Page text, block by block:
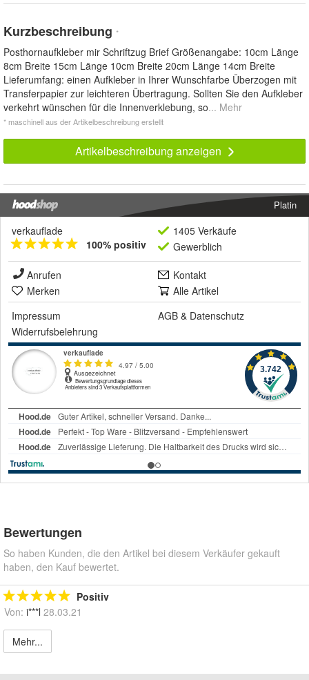
Kurzbeschreibung *
Posthornaufkleber mir Schriftzug Brief Größenangabe: 10cm Länge
8cm Breite 15cm Länge 10cm Breite 20cm Länge 14cm Breite
Lieferumfang: einen Aufkleber in Ihrer Wunschfarbe Überzogen mit
Transferpapier zur leichteren Übertragung. Sollten Sie den Aufkleber
verkehrt wünschen für die Innenverklebung, so... Mehr
* maschinell aus der Artikelbeschreibung erstellt
Artikelbeschreibung anzeigen
Platin
verkauflade
100% positiv
1405 Verkäufe
Gewerblich
Anrufen
Kontakt
Merken
Alle Artikel
Impressum
AGB & Datenschutz
Widerrufsbelehrung
Bewertungen
So haben Kunden, die den Artikel bei diesem Verkäufer gekauft
haben, den Kauf bewertet.
Positiv
Von: i***l 28.03.21
Mehr...